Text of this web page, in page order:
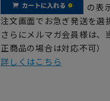
の表
注文画面でお急ぎ発送を選
さらにメルマガ会員様は
正商品の場合は対応不可）
詳しくはこちら